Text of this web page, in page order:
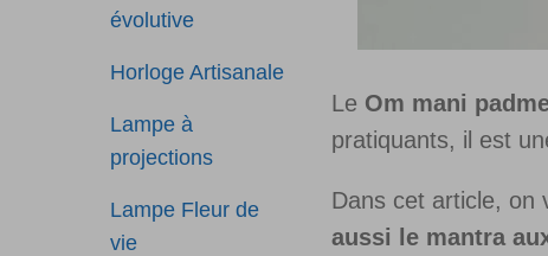
Le Om mani
pratiquants, il est
Dans cet article, on
aussi le mantra
évolutive
Horloge Artisanale
Lampe à
projections
Lampe Fleur de
vie